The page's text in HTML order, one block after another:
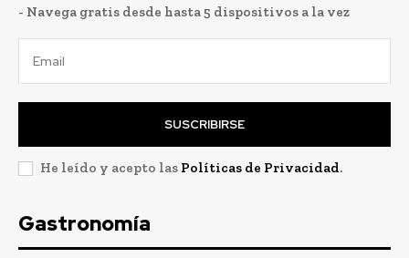
- Navega gratis desde hasta 5 dispositivos a la vez
SUSCRIBIRSE
He leído y acepto las Políticas de Privacidad.
Gastronomía